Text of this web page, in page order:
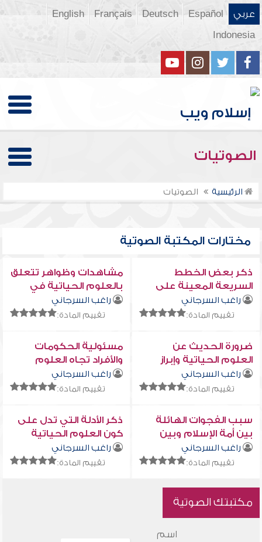
عربي Español
Deutsch
Français
English
Indonesia
الصوتيات
الرئيسية الصوتيات
مختارات المكتبة الصوتية
ذكر بعض الخطط
السريعة المعينة على
اغتنام الأوقات
راغب السرجاني
تقييم المادة:
مشاهدات وظواهر تتعلق
بالعلوم الحياتية في
واقع الأمة الإسلامية
راغب السرجاني
تقييم المادة:
ضرورة الحديث عن
العلوم الحياتية وإبراز
مكانتها وأهميتها
بالنسبة لعزة الأمة
راغب السرجاني
تقييم المادة:
مسئولية الحكومات
والأفراد تجاه العلوم
الحياتية
راغب السرجاني
تقييم المادة:
سبب الفجوات الهائلة
بين أمة الإسلام وبين
غيرها من الأمم في
العلوم الحياتية
راغب السرجاني
تقييم المادة:
ذكر الأدلة التي تدل على
كون العلوم الحياتية
علوماً أخروية شرعية
راغب السرجاني
تقييم المادة:
مكتبتك الصوتية
اسم